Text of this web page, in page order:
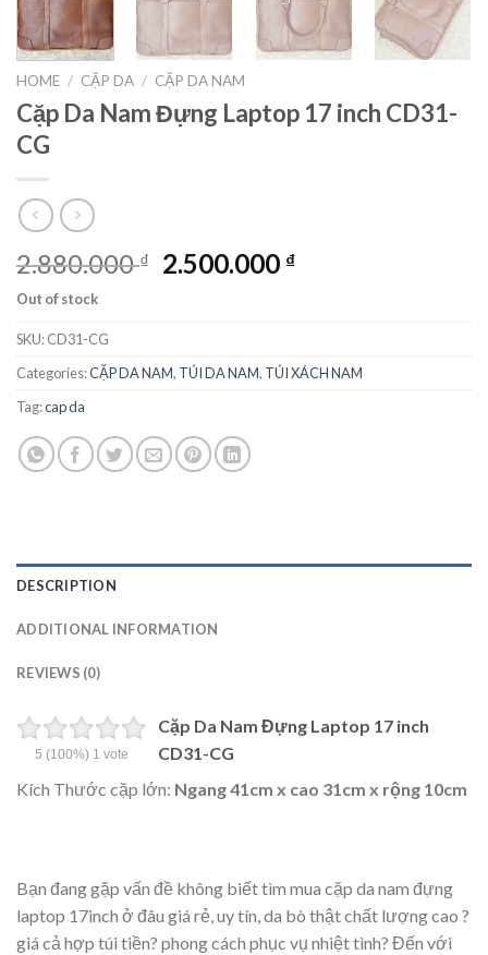
HOME / CẶP DA / CẶP DA NAM
Cặp Da Nam Đựng Laptop 17 inch CD31-
CG
2.880.000₫ 2.500.000 ₫
Out of stock
SKU:CD31-CG
Categories:CẶP DA NAM, TÚI DA NAM, TÚI XÁCH NAM
Tag:cap da
DESCRIPTION
ADDITIONAL INFORMATION
REVIEWS (0)
5 (100%) 1 vote
Cặp Da Nam Đựng Laptop 17 inch
CD31-CG
Kích Thước cặp lớn: Ngang 41cm x cao 31cm x rộng 10cm
Bạn đang gặp vấn đề không biết tìm mua cặp da nam đựng
laptop 17inch ở đâu giá rẻ, uy tín, da bò thật chất lượng cao ?
giá cả hợp túi tiền? phong cách phục vụ nhiệt tình? Đến với